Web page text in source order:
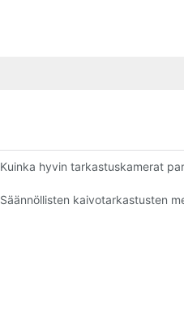
Kuinka hyvin tarkastuskamerat
Säännöllisten kaivotarkastusten